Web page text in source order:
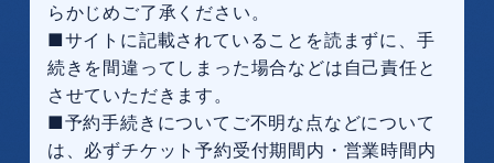
らかじめご了承ください。
■サイトに記載されていることを読まずに、手
続きを間違ってしまった場合などは自己責任と
させていただきます。
■予約手続きについてご不明な点などについて
は、必ずチケット予約受付期間内・営業時間内